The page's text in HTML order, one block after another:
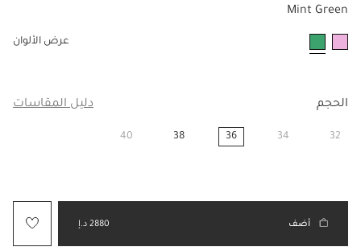
Mint Green
عرض الألوان
الحجم دليل المقاسات
32
34
36
38
40
أضف 2880 د.إ